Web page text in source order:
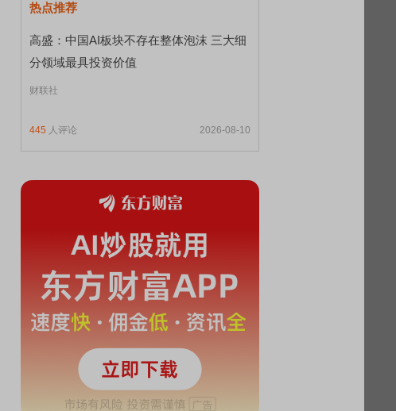
热点推荐
高盛：中国AI板块不存在整体泡沫 三大细
分领域最具投资价值
财联社
445 人评论 2026-08-10